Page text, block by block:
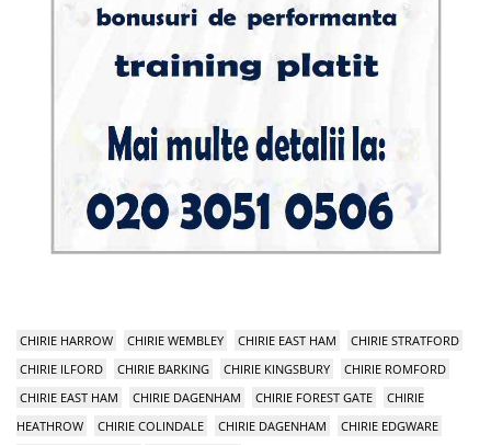
CHIRIE HARROW CHIRIE WEMBLEY CHIRIE EAST HAM
CHIRIE STRATFORD
CHIRIE ILFORD
CHIRIE BARKING CHIRIE KINGSBURY
CHIRIE ROMFORD
CHIRIE EAST HAM
CHIRIE DAGENHAM CHIRIE FOREST GATE
CHIRIE
HEATHROW
CHIRIE COLINDALE CHIRIE DAGENHAM
CHIRIE EDGWARE